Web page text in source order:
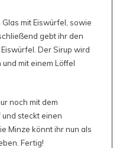
mit Eiswürfel, sowie
gebt ihr den
Der Sirup wird
mit einem Löffel
noch mit dem
und steckt einen
Minze könnt ihr nun als
Fertig!